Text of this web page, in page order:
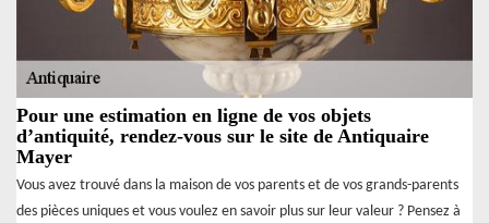
Pour une estimation en ligne de vos objets
d’antiquité, rendez-vous sur le site de Antiquaire
Mayer
Vous avez trouvé dans la maison de vos parents et de vos grands-parents
des pièces uniques et vous voulez en savoir plus sur leur valeur ? Pensez à